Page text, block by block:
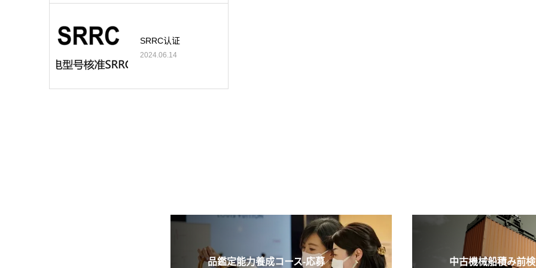
SRRC认证
2024.06.14
品鑑定能力養成コース-応募 中古機械船積み前検